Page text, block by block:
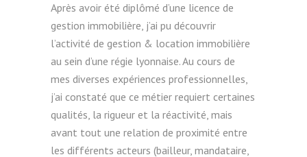
Après avoir été diplômé d’une licence de
gestion immobilière, j’ai pu découvrir
l’activité de gestion & location immobilière
au sein d’une régie lyonnaise. Au cours de
mes diverses expériences professionnelles,
j’ai constaté que ce métier requiert certaines
qualités, la rigueur et la réactivité, mais
avant tout une relation de proximité entre
les différents acteurs (bailleur, mandataire,